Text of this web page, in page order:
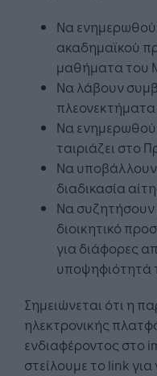
Να
ακαδημαϊκού
μαθήματα του
Να λάβουν
Να
ταιριάζει στο
Να υποβάλλουν
διαδικασία
Να συζητήσουν
διοικητικό
για διάφορες
υποψηφιότητά
Σημειώνεται ότι η
ηλεκτρονικής
ενδιαφέροντος στο
στείλουμε το link